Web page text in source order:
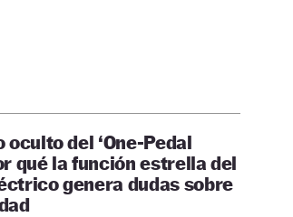
oculto del ‘One-Pedal
qué la función estrella del
genera dudas sobre